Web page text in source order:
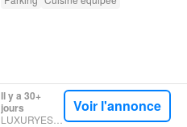
Il y a 30+
jours
LUXURYESTATE
Voir l'annonce